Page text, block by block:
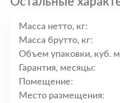
Масса нетто, кг:
Масса брутто, кг:
Объем упаковки, куб.
Гарантия, месяцы:
Помещение:
Место размещения: